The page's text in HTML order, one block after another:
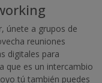
únete a grupos de
reuniones
digitales para
que es un intercambio
tú también puedes